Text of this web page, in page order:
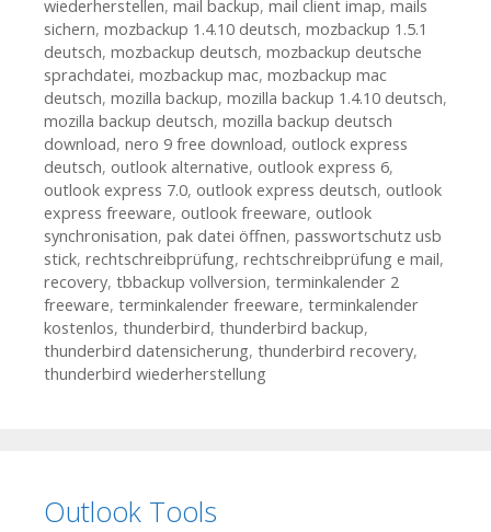
wiederherstellen, mail backup, mail client imap, mails
sichern, mozbackup 1.4.10 deutsch, mozbackup 1.5.1
deutsch, mozbackup deutsch, mozbackup deutsche
sprachdatei, mozbackup mac, mozbackup mac
deutsch, mozilla backup, mozilla backup 1.4.10 deutsch,
mozilla backup deutsch, mozilla backup deutsch
download, nero 9 free download, outlock express
deutsch, outlook alternative, outlook express 6,
outlook express 7.0, outlook express deutsch, outlook
express freeware, outlook freeware, outlook
synchronisation, pak datei öffnen, passwortschutz usb
stick, rechtschreibprüfung, rechtschreibprüfung e mail,
recovery, tbbackup vollversion, terminkalender 2
freeware, terminkalender freeware, terminkalender
kostenlos, thunderbird, thunderbird backup,
thunderbird datensicherung, thunderbird recovery,
thunderbird wiederherstellung
Outlook Tools